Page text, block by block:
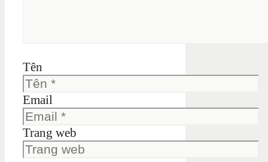
Tên
Email
Trang web